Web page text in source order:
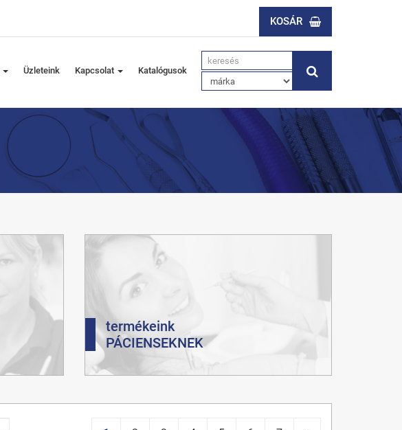
KOSÁR
Üzleteink Kapcsolat Katalógusok
termékeink
PÁCIENSEKNEK